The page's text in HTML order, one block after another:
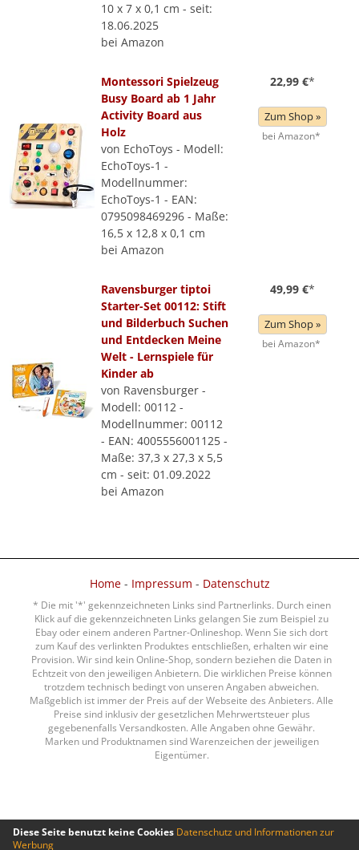
10 x 7 x 0,1 cm - seit:
18.06.2025
bei Amazon
Montessori Spielzeug
Busy Board ab 1 Jahr
Activity Board aus
Holz
von EchoToys - Modell:
EchoToys-1 -
Modellnummer:
EchoToys-1 - EAN:
0795098469296 - Maße:
16,5 x 12,8 x 0,1 cm
bei Amazon
22,99 €*
Zum Shop »
bei Amazon*
Ravensburger tiptoi
Starter-Set 00112: Stift
und Bilderbuch Suchen
und Entdecken Meine
Welt - Lernspiele für
Kinder ab
von Ravensburger -
Modell: 00112 -
Modellnummer: 00112
- EAN: 4005556001125 -
Maße: 37,3 x 27,3 x 5,5
cm - seit: 01.09.2022
bei Amazon
49,99 €*
Zum Shop »
bei Amazon*
Home- Impressum - Datenschutz
* Die mit '*' gekennzeichneten Links sind Partnerlinks. Durch einen
Klick auf die gekennzeichneten Links gelangen Sie zum Beispiel zu
Ebay oder einem anderen Partner-Onlineshop. Wenn Sie sich dort
zum Kauf des verlinkten Produktes entschließen, erhalten wir eine
Provision. Wir sind kein Online-Shop, sondern beziehen die Daten in
Echtzeit von den jeweiligen Anbietern. Die wirklichen Preise können
trotzdem technisch bedingt von unseren Angaben abweichen.
Maßgeblich ist immer der Preis auf der Webseite des Anbieters. Alle
Preise sind inklusiv der gesetzlichen Mehrwertsteuer plus
gegebenenfalls Versandkosten. Alle Angaben ohne Gewähr.
Marken und Produktnamen sind Warenzeichen der jeweiligen
Eigentümer.
Diese Seite benutzt keine Cookies Datenschutz und Informationen zur
Werbung